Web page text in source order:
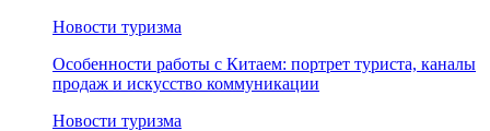
Новости туризма
Особенности работы с Китаем: портрет туриста, каналы
продаж и искусство коммуникации
Новости туризма